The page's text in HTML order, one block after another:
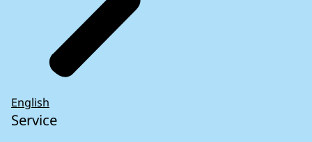
English
Service